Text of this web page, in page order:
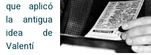
que aplicó
la antigua
idea de
Valentí